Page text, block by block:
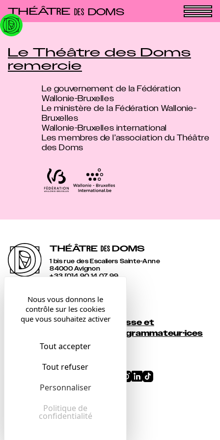
THÉÂTRE DES DOMS
Le Théâtre des Doms
remercie
Le gouvernement de la Fédération
Wallonie-Bruxelles
Le ministère de la Fédération Wallonie-
Bruxelles
Wallonie-Bruxelles international
Les membres de l’association du Théâtre
des Doms
THÉÂTRE DES DOMS
1 bis rue des Escaliers Sainte-Anne
84000 Avignon
+33 [0]4 90 14 07 99
Contact
Billetterie
Presse et
programmateur·ices
Mentions légales
Panneau de gestion des cookies
Nous vous donnons le
contrôle sur les cookies
que vous souhaitez activer
Tout accepter
Tout refuser
Personnaliser
Politique de
confidentialité